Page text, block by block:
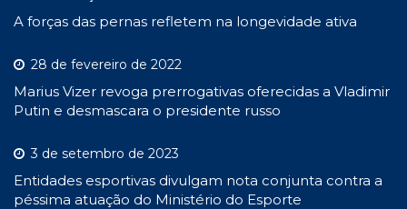
A forças das pernas refletem na longevidade ativa
28 de fevereiro de 2022
Marius Vizer revoga prerrogativas oferecidas a Vladimir
Putin e desmascara o presidente russo
3 de setembro de 2023
Entidades esportivas divulgam nota conjunta contra a
péssima atuação do Ministério do Esporte